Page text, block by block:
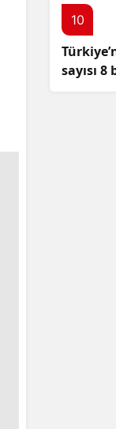
10
sayısı